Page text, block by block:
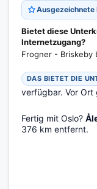
Bietet diese
Internetzugang?
Frogner - Briskeby
DAS BIETET DIE
verfügbar. Vor
Fertig mit Oslo?
376 km entfernt.